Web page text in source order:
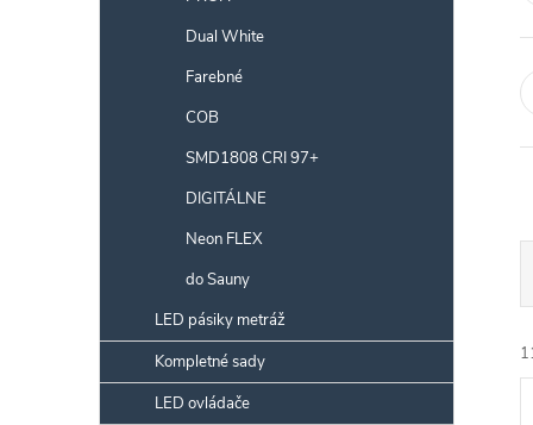
Dual White
Farebné
COB
SMD1808 CRI 97+
DIGITÁLNE
Neon FLEX
do Sauny
LED pásiky metráž
Kompletné sady
LED ovládače
e
n